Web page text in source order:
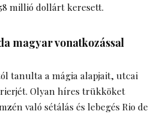
millió dollárt keresett.
magyar vonatkozással
tanulta a mágia alapjait, utcai
Olyan híres trükköket
való sétálás és lebegés Rio de